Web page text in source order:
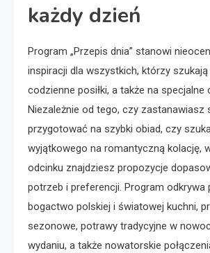
każdy dzień
Program „Przepis dnia” stanowi
inspiracji dla wszystkich, którzy
codzienne posiłki, a także na specjalne
Niezależnie od tego, czy zastanawiasz
przygotować na szybki obiad, czy
wyjątkowego na romantyczną kolację,
odcinku znajdziesz propozycje
potrzeb i preferencji. Program odkrywa
bogactwo polskiej i światowej kuchni,
sezonowe, potrawy tradycyjne w
wydaniu, a także nowatorskie